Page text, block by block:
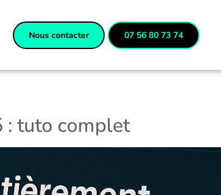
Nous contacter 07 56 80 73 74
: tuto complet